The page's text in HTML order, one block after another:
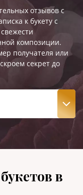
отзывов с
к букету с
композиции.
получателя или
секрет до
в